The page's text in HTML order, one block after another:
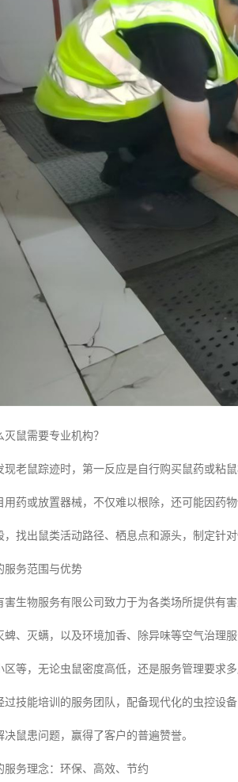
鼠需要专业机构？
现老鼠踪迹时，第一反应是自行购买鼠药或粘
用药或放置器械，不仅难以根除，还可能因药
，找出鼠类活动路径、栖息点和源头，制定针
服务范围与优势
害生物服务有限公司致力于为各类场所提供有
蜱、灭螨，以及环境加香、除异味等空气治理
区等，无论虫鼠密度高低，还是服务管理要求
过技能培训的服务团队，配备现代化的虫控设
决鼠患问题，赢得了客户的普遍赞誉。
服务理念：环保、高效、节约